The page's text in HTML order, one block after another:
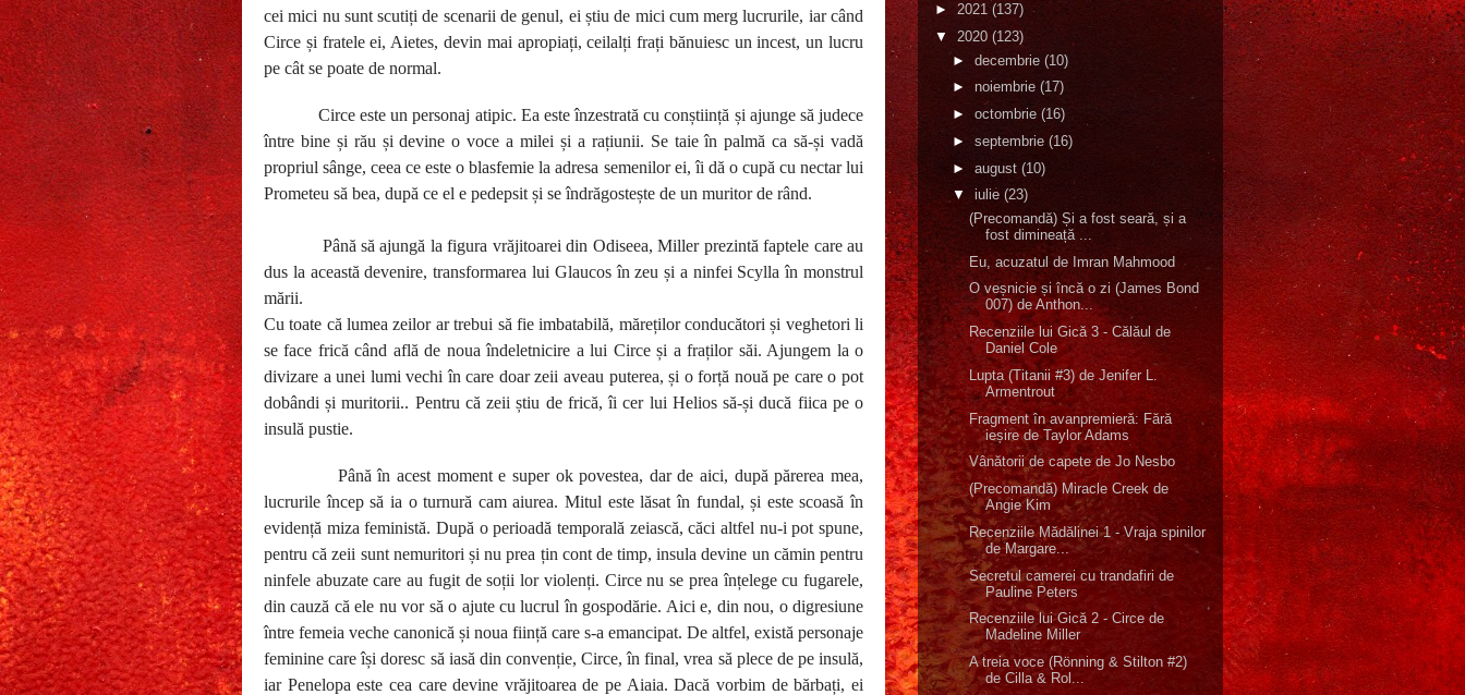
cei mici nu sunt scutiți de scenarii de genul, ei știu de mici cum merg lucrurile, iar când
Circe și fratele ei, Aietes, devin mai apropiați, ceilalți frați bănuiesc un incest, un lucru
pe cât se poate de normal.
Circe este un personaj atipic. Ea este înzestrată cu conștiință și ajunge să judece
între bine și rău și devine o voce a milei și a rațiunii. Se taie în palmă ca să-și vadă
propriul sânge, ceea ce este o blasfemie la adresa semenilor ei, îi dă o cupă cu nectar lui
Prometeu să bea, după ce el e pedepsit și se îndrăgostește de un muritor de rând.
Până să ajungă la figura vrăjitoarei din Odiseea, Miller prezintă faptele care au
dus la această devenire, transformarea lui Glaucos în zeu și a ninfei Scylla în monstrul
mării.
Cu toate că lumea zeilor ar trebui să fie imbatabilă, măreților conducători și veghetori li
se face frică când află de noua îndeletnicire a lui Circe și a fraților săi. Ajungem la o
divizare a unei lumi vechi în care doar zeii aveau puterea, și o forță nouă pe care o pot
dobândi și muritorii.. Pentru că zeii știu de frică, îi cer lui Helios să-și ducă fiica pe o
insulă pustie.
Până în acest moment e super ok povestea, dar de aici, după părerea mea,
lucrurile încep să ia o turnură cam aiurea. Mitul este lăsat în fundal, și este scoasă în
evidență miza feministă. După o perioadă temporală zeiască, căci altfel nu-i pot spune,
pentru că zeii sunt nemuritori și nu prea țin cont de timp, insula devine un cămin pentru
ninfele abuzate care au fugit de soții lor violenți. Circe nu se prea înțelege cu fugarele,
din cauză că ele nu vor să o ajute cu lucrul în gospodărie. Aici e, din nou, o digresiune
între femeia veche canonică și noua ființă care s-a emancipat. De altfel, există personaje
feminine care își doresc să iasă din convenție, Circe, în final, vrea să plece de pe insulă,
iar Penelopa este cea care devine vrăjitoarea de pe Aiaia. Dacă vorbim de bărbați, ei
► 2021 (137)
▼ 2020 (123)
► decembrie (10)
► noiembrie (17)
► octombrie (16)
► septembrie (16)
► august (10)
▼ iulie (23)
(Precomandă) Și a fost seară, și a
fost dimineață ...
Eu, acuzatul de Imran Mahmood
O veșnicie și încă o zi (James Bond
007) de Anthon...
Recenziile lui Gică 3 - Călăul de
Daniel Cole
Lupta (Titanii #3) de Jenifer L.
Armentrout
Fragment în avanpremieră: Fără
ieșire de Taylor Adams
Vânătorii de capete de Jo Nesbo
(Precomandă) Miracle Creek de
Angie Kim
Recenziile Mădălinei 1 - Vraja spinilor
de Margare...
Secretul camerei cu trandafiri de
Pauline Peters
Recenziile lui Gică 2 - Circe de
Madeline Miller
A treia voce (Rönning & Stilton #2)
de Cilla & Rol...